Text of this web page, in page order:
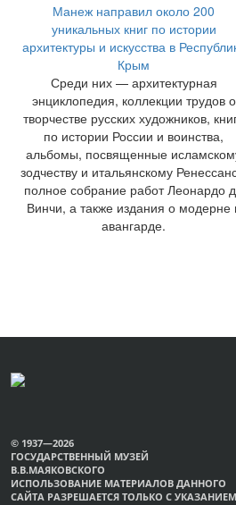
Манеж направил около 200
уникальных книг по истории
архитектуры и искусства в
Крым
Среди них — архитектурная
энциклопедия, коллекции трудов о
творчестве русских художников,
по истории России и воинства,
альбомы, посвященные
зодчеству и итальянскому
полное собрание работ Леонардо
Винчи, а также издания о модерне
авангарде.
© 1937—2026
ГОСУДАРСТВЕННЫЙ МУЗЕЙ
В.В.МАЯКОВСКОГО
ИСПОЛЬЗОВАНИЕ МАТЕРИАЛОВ ДАННОГО
САЙТА РАЗРЕШАЕТСЯ ТОЛЬКО С УКАЗАНИЕМ